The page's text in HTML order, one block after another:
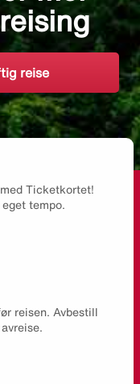
reise
Ticketkortet!
tempo.
reisen. Avbestill